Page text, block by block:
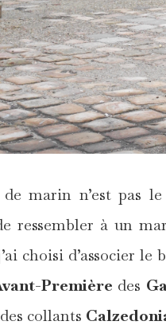
marin n’est pas
ressembler à un
choisi d’associer
Première des
collants